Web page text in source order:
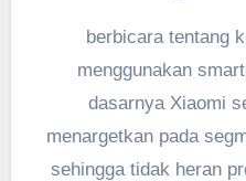
berbicara tentang
menggunakan
dasarnya Xiaomi
menargetkan pada
sehingga tidak heran